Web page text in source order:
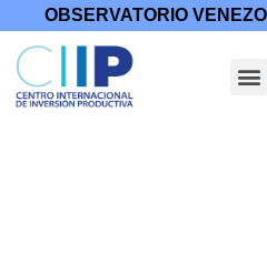
OBSERVATORIO